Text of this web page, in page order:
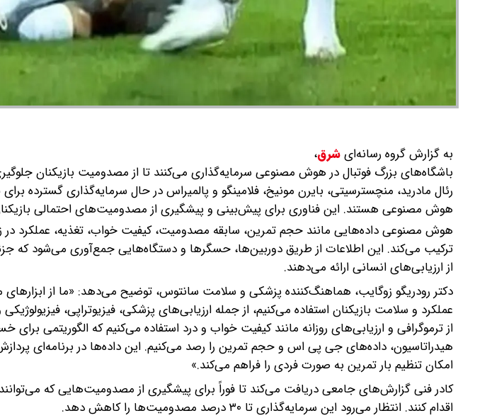
به گزارش گروه رسانه‌ایشرق،
باشگاه‌های بزرگ فوتبال در هوش مصنوعی سرمایه‌گذاری می‌کنند تا از مصدومیت بازیکنان
رئال مادرید، منچسترسیتی، بایرن مونیخ، فلامینگو و پالمیراس در حال سرمایه‌گذاری گسترده
هوش مصنوعی هستند. این فناوری برای پیش‌بینی و پیشگیری از مصدومیت‌های احتمالی
هوش مصنوعی داده‌هایی مانند حجم تمرین، سابقه مصدومیت، کیفیت خواب، تغذیه، عملکرد
ترکیب می‌کند. این اطلاعات از طریق دوربین‌ها، حسگرها و دستگاه‌هایی جمع‌آوری می‌شود که
از ارزیابی‌های انسانی ارائه می‌دهند.
دکتر رودریگو زوگایب، هماهنگ‌کننده پزشکی و سلامت سانتوس، توضیح می‌دهد: «ما از
عملکرد و سلامت بازیکنان استفاده می‌کنیم، از جمله ارزیابی‌های پزشکی، فیزیوتراپی،
از ترموگرافی و ارزیابی‌های روزانه مانند کیفیت خواب و درد استفاده می‌کنیم که الگوریتمی
هیدراتاسیون، داده‌های جی پی اس و حجم تمرین را رصد می‌کنیم. این داده‌ها در برنامه‌ای
امکان تنظیم بار تمرین به صورت فردی را فراهم می‌کند.»
کادر فنی گزارش‌های جامعی دریافت می‌کند تا فوراً برای پیشگیری از مصدومیت‌هایی که
اقدام کنند. انتظار می‌رود این سرمایه‌گذاری تا ۳۰ درصد مصدومیت‌ها را کاهش دهد.